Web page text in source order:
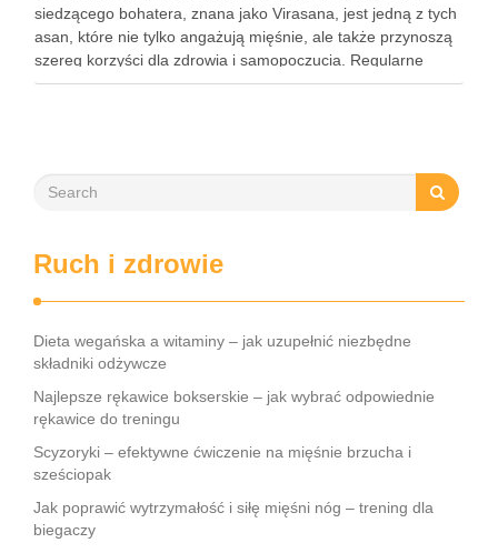
siedzącego bohatera, znana jako Virasana, jest jedną z tych
asan, które nie tylko angażują mięśnie, ale także przynoszą
szereg korzyści dla zdrowia i samopoczucia. Regularne
praktykowanie tej pozycji może poprawić elastyczność
Ruch i zdrowie
Dieta wegańska a witaminy – jak uzupełnić niezbędne
składniki odżywcze
Najlepsze rękawice bokserskie – jak wybrać odpowiednie
rękawice do treningu
Scyzoryki – efektywne ćwiczenie na mięśnie brzucha i
sześciopak
Jak poprawić wytrzymałość i siłę mięśni nóg – trening dla
biegaczy